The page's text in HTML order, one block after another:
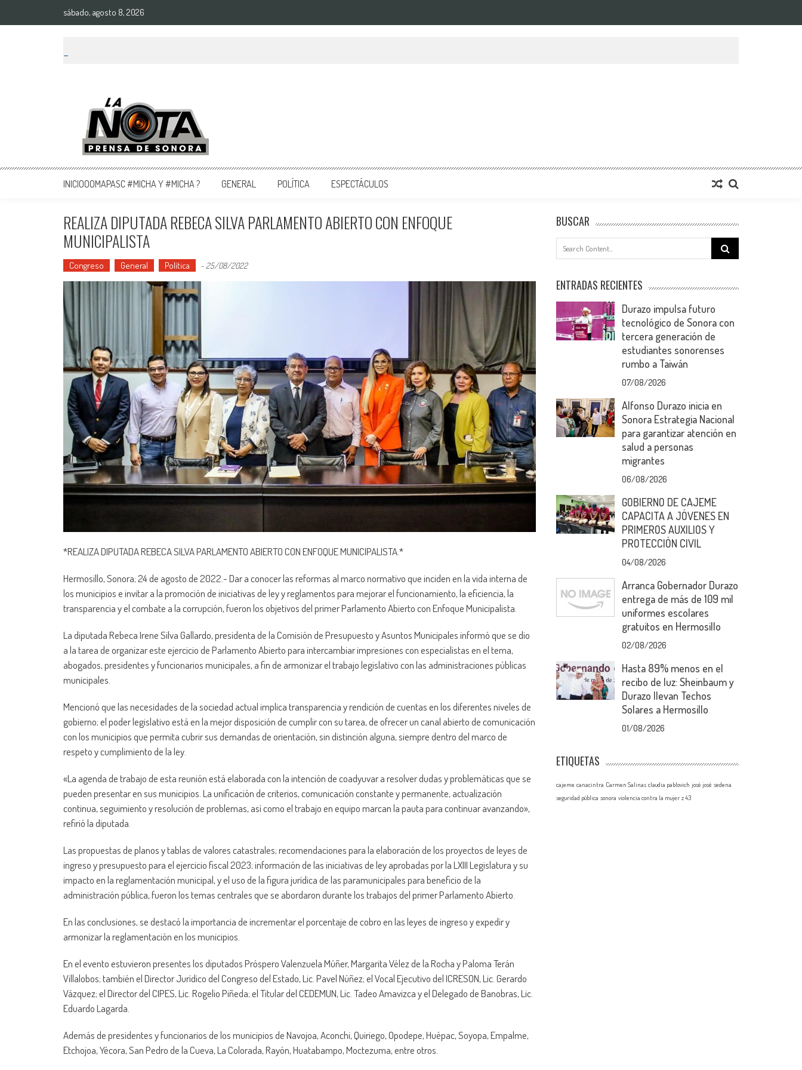
sábado, agosto 8, 2026
La Nota Prensa De Sonora
Noticias del día
INICIOOOMAPASC #MICHA Y #MICHA ? GENERAL POLÍTICA ESPECTÁCULOS
REALIZA DIPUTADA REBECA SILVA PARLAMENTO ABIERTO CON ENFOQUE
MUNICIPALISTA
Congreso General Política - 25/08/2022
*REALIZA DIPUTADA REBECA SILVA PARLAMENTO ABIERTO CON ENFOQUE MUNICIPALISTA.*
Hermosillo, Sonora; 24 de agosto de 2022.- Dar a conocer las reformas al marco normativo que inciden en la vida interna de
los municipios e invitar a la promoción de iniciativas de ley y reglamentos para mejorar el funcionamiento, la eficiencia, la
transparencia y el combate a la corrupción, fueron los objetivos del primer Parlamento Abierto con Enfoque Municipalista.
La diputada Rebeca Irene Silva Gallardo, presidenta de la Comisión de Presupuesto y Asuntos Municipales informó que se dio
a la tarea de organizar este ejercicio de Parlamento Abierto para intercambiar impresiones con especialistas en el tema,
abogados, presidentes y funcionarios municipales, a fin de armonizar el trabajo legislativo con las administraciones públicas
municipales.
Mencionó que las necesidades de la sociedad actual implica transparencia y rendición de cuentas en los diferentes niveles de
gobierno; el poder legislativo está en la mejor disposición de cumplir con su tarea, de ofrecer un canal abierto de comunicación
con los municipios que permita cubrir sus demandas de orientación, sin distinción alguna, siempre dentro del marco de
respeto y cumplimiento de la ley.
«La agenda de trabajo de esta reunión está elaborada con la intención de coadyuvar a resolver dudas y problemáticas que se
pueden presentar en sus municipios. La unificación de criterios, comunicación constante y permanente, actualización
continua, seguimiento y resolución de problemas, así como el trabajo en equipo marcan la pauta para continuar avanzando»,
refirió la diputada.
Las propuestas de planos y tablas de valores catastrales; recomendaciones para la elaboración de los proyectos de leyes de
ingreso y presupuesto para el ejercicio fiscal 2023; información de las iniciativas de ley aprobadas por la LXIII Legislatura y su
impacto en la reglamentación municipal, y el uso de la figura jurídica de las paramunicipales para beneficio de la
administración pública, fueron los temas centrales que se abordaron durante los trabajos del primer Parlamento Abierto.
En las conclusiones, se destacó la importancia de incrementar el porcentaje de cobro en las leyes de ingreso y expedir y
armonizar la reglamentación en los municipios.
En el evento estuvieron presentes los diputados Próspero Valenzuela Múñer, Margarita Vélez de la Rocha y Paloma Terán
Villalobos; también el Director Jurídico del Congreso del Estado, Lic. Pavel Núñez; el Vocal Ejecutivo del ICRESON, Lic. Gerardo
Vázquez; el Director del CIPES, Lic. Rogelio Piñeda; el Titular del CEDEMUN, Lic. Tadeo Amavizca y el Delegado de Banobras, Lic.
Eduardo Lagarda.
Además de presidentes y funcionarios de los municipios de Navojoa, Aconchi, Quiriego, Opodepe, Huépac, Soyopa, Empalme,
Etchojoa, Yécora, San Pedro de la Cueva, La Colorada, Rayón, Huatabampo, Moctezuma, entre otros.
BUSCAR
Search
for:
ENTRADAS RECIENTES
Durazo impulsa futuro
tecnológico de Sonora con
tercera generación de
estudiantes sonorenses
rumbo a Taiwán
07/08/2026
Alfonso Durazo inicia en
Sonora Estrategia Nacional
para garantizar atención en
salud a personas
migrantes
06/08/2026
GOBIERNO DE CAJEME
CAPACITA A JÓVENES EN
PRIMEROS AUXILIOS Y
PROTECCIÓN CIVIL
04/08/2026
Arranca Gobernador Durazo
entrega de más de 109 mil
uniformes escolares
gratuitos en Hermosillo
02/08/2026
Hasta 89% menos en el
recibo de luz: Sheinbaum y
Durazo llevan Techos
Solares a Hermosillo
01/08/2026
ETIQUETAS
cajeme canacintra Carmen Salinas claudia pablovich josé josé sedena
seguridad pública sonora violencia contra la mujer z 43